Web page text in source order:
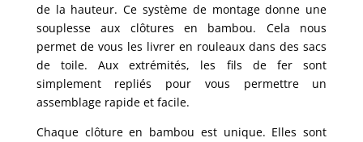
de la hauteur. Ce système de montage donne une
souplesse aux clôtures en bambou. Cela nous
permet de vous les livrer en rouleaux dans des sacs
de toile. Aux extrémités, les fils de fer sont
simplement repliés pour vous permettre un
assemblage rapide et facile.
Chaque clôture en bambou est unique. Elles sont